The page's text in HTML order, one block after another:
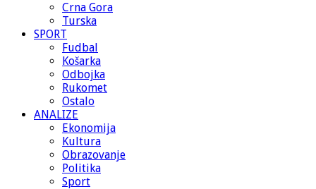
Crna Gora
Turska
SPORT
Fudbal
Košarka
Odbojka
Rukomet
Ostalo
ANALIZE
Ekonomija
Kultura
Obrazovanje
Politika
Sport